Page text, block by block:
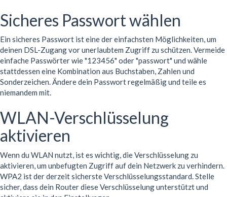
Sicheres Passwort wählen
Ein sicheres Passwort ist eine der einfachsten Möglichkeiten, um
deinen DSL-Zugang vor unerlaubtem Zugriff zu schützen. Vermeide
einfache Passwörter wie "123456" oder "passwort" und wähle
stattdessen eine Kombination aus Buchstaben, Zahlen und
Sonderzeichen. Ändere dein Passwort regelmäßig und teile es
niemandem mit.
WLAN-Verschlüsselung
aktivieren
Wenn du WLAN nutzt, ist es wichtig, die Verschlüsselung zu
aktivieren, um unbefugten Zugriff auf dein Netzwerk zu verhindern.
WPA2 ist der derzeit sicherste Verschlüsselungsstandard. Stelle
sicher, dass dein Router diese Verschlüsselung unterstützt und